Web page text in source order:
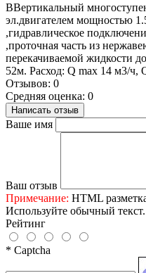
ВВертикальный
эл.двигателем мощностью
,гидравлическое
,проточная часть из
перекачиваемой жидкости
52м. Расход: Q max 14 м3/ч,
Отзывов: 0
Средняя оценка: 0
Написать отзыв
Ваше имя
Ваш отзыв
Примечание: HTML
Используйте обычный текст.
Рейтинг
* Captcha